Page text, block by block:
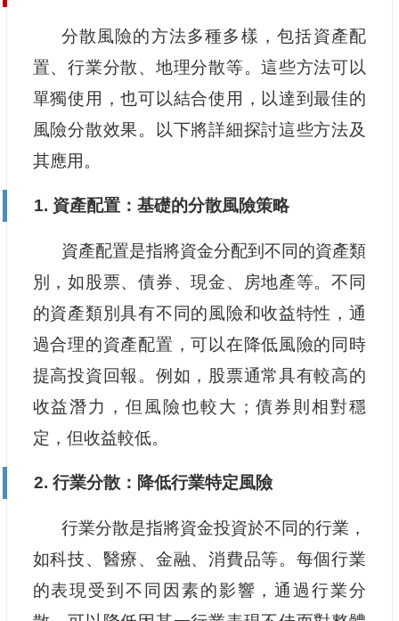
分散風險的方法多種多樣，包括資產配
置、行業分散、地理分散等。這些方法可以
單獨使用，也可以結合使用，以達到最佳的
風險分散效果。以下將詳細探討這些方法及
其應用。
1. 資產配置：基礎的分散風險策略
資產配置是指將資金分配到不同的資產類
別，如股票、債券、現金、房地產等。不同
的資產類別具有不同的風險和收益特性，通
過合理的資產配置，可以在降低風險的同時
提高投資回報。例如，股票通常具有較高的
收益潛力，但風險也較大；債券則相對穩
定，但收益較低。
2. 行業分散：降低行業特定風險
行業分散是指將資金投資於不同的行業，
如科技、醫療、金融、消費品等。每個行業
的表現受到不同因素的影響，通過行業分